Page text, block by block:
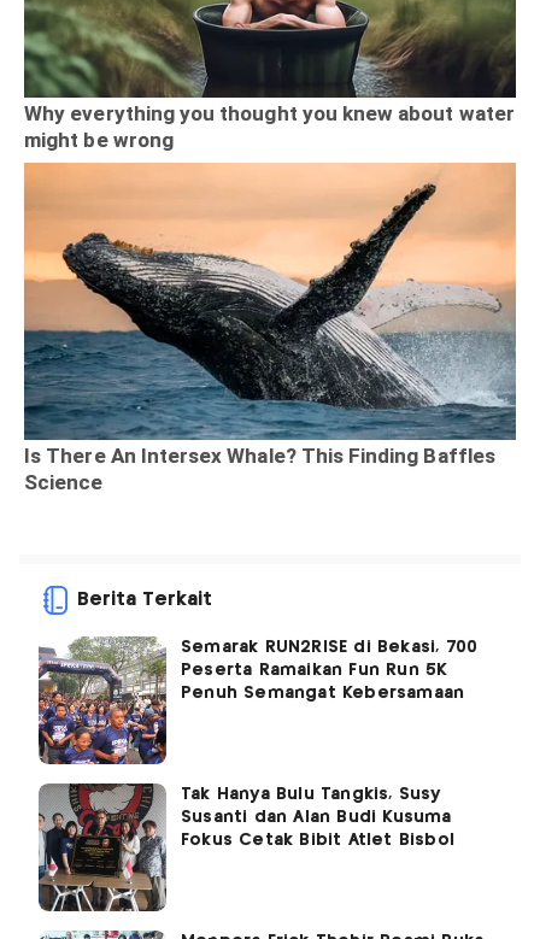
Berita Terkait
Semarak RUN2RISE di Bekasi, 700
Peserta Ramaikan Fun Run 5K
Penuh Semangat Kebersamaan
Tak Hanya Bulu Tangkis, Susy
Susanti dan Alan Budi Kusuma
Fokus Cetak Bibit Atlet Bisbol